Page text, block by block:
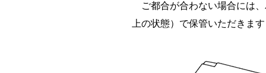
ご都合が合わない場合には
上の状態）で保管いただきま